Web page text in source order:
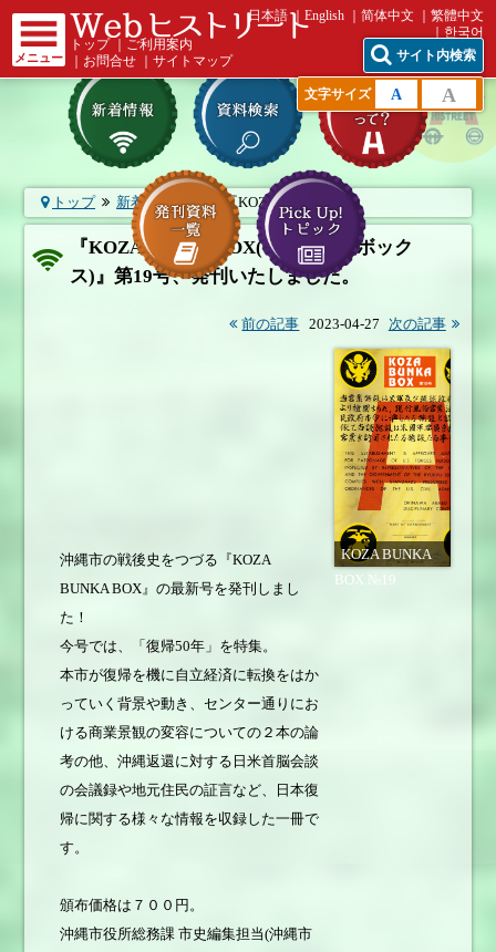
メニュー
トップ
ご利用案内
お問合せ ｜サイトマップ
日本語 English 简体中文
繁體中文
한국어
サイト内検索
文字サイズ A A
トップ 新着情報一覧 『KOZA BUNKA ...
『KOZA BUNKA BOX(コザブンカボック
ス)』第19号、発刊いたしました。
前の記事 2023-04-27 次の記事
KOZA BUNKA
BOX №19
沖縄市の戦後史をつづる『KOZA
BUNKA BOX』の最新号を発刊しまし
た！
今号では、「復帰50年」を特集。
本市が復帰を機に自立経済に転換をはか
っていく背景や動き、センター通りにお
ける商業景観の変容についての２本の論
考の他、沖縄返還に対する日米首脳会談
の会議録や地元住民の証言など、日本復
帰に関する様々な情報を収録した一冊で
す。
頒布価格は７００円。
沖縄市役所総務課 市史編集担当(沖縄市